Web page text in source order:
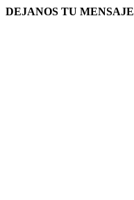
DEJANOS TU MENSAJE